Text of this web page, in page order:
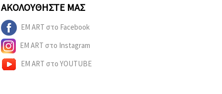
ΑΚΟΛΟΥΘΉΣΤΕ ΜΑΣ
EM ART στο Facebook
EM ART στο Instagram
EM ART στο YOUTUBE